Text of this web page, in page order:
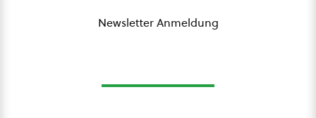
Newsletter Anmeldung